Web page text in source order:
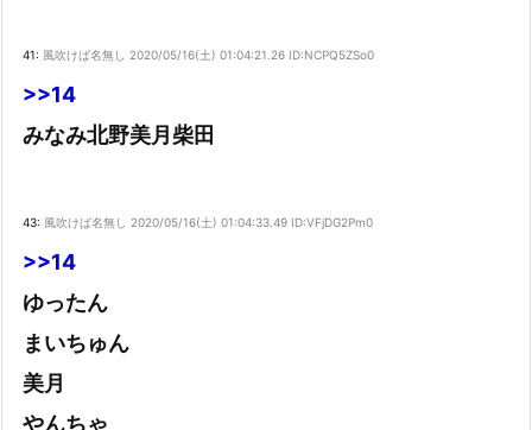
41: 風吹けば名無し 2020/05/16(土) 01:04:21.26 ID:NCPQ5ZSo0
>>14
みなみ北野美月柴田
43: 風吹けば名無し 2020/05/16(土) 01:04:33.49 ID:VFjDG2Pm0
>>14
ゆったん
まいちゅん
美月
やんちゃ